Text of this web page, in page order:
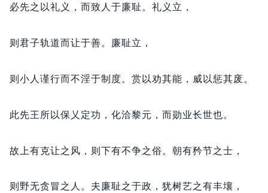
必先之以礼义， 而致人于廉耻。 礼义立，
则君子轨道而让于善。 廉耻立，
则小人谨行而不淫于制度。 赏以劝其能， 威以惩其废。
此先王所以保乂定功， 化洽黎元， 而勋业长世也。
故上有克让之风， 则下有不争之俗。 朝有矜节之士，
则野无贪冒之人。 夫廉耻之于政， 犹树艺之有丰壤，